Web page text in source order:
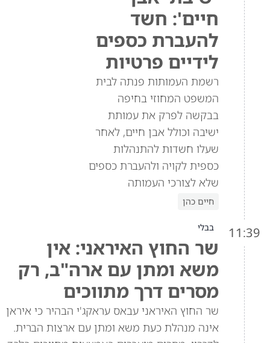
חיים': חשד
להעברת כספים
לידיים פרטיות
רשמת העמותות פנתה לבית
המשפט המחוזי בחיפה
בבקשה לפרק את עמותת
ישיבה וכולל אבן חיים, לאחר
שעלו חשדות להתנהלות
כספית לקויה ולהעברת כספים
שלא לצורכי העמותה
חיים כהן
11:39 בבלי
שר החוץ האיראני: אין
משא ומתן עם ארה"ב, רק
מסרים דרך מתווכים
שר החוץ האיראני עבאס עראקג'י הבהיר כי איראן
אינה מנהלת כעת משא ומתן עם ארצות הברית.